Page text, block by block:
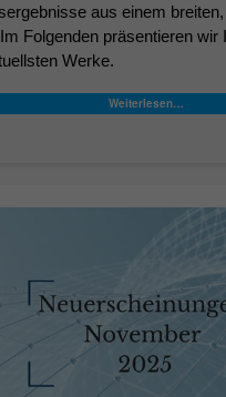
aus einem
Folgenden präsentieren wir
Werke.
Weiterlesen…